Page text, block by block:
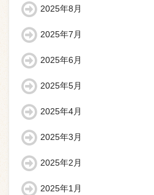
2025年8月
2025年7月
2025年6月
2025年5月
2025年4月
2025年3月
2025年2月
2025年1月